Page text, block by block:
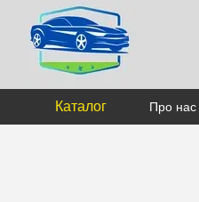
Перейти к основному контенту
Каталог Про нас